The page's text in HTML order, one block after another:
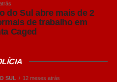
do Sul abre mais de 2
de trabalho em
Caged
SUL 12 meses atrás